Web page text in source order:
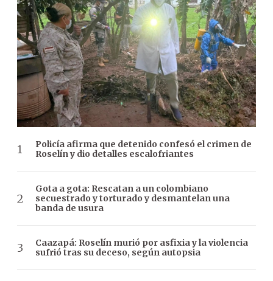
Policía afirma que detenido confesó el crimen de
Roselín y dio detalles escalofriantes
Gota a gota: Rescatan a un colombiano
secuestrado y torturado y desmantelan una
banda de usura
Caazapá: Roselín murió por asfixia y la violencia
sufrió tras su deceso, según autopsia